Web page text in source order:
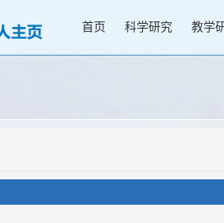
首页 科学研究 教学